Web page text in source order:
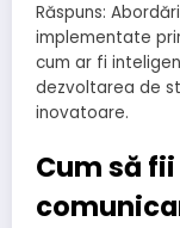
Răspuns:
implementate
cum ar fi
dezvoltarea de
inovatoare.
Cum să